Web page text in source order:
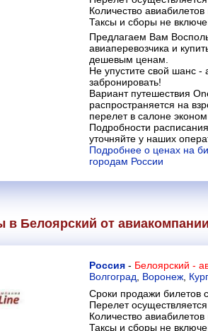
Количество
Таксы и сборы не
Предлагаем Вам
авиаперевозчика и
дешевым ценам.
Не упустите свой шанс -
забронировать!
Вариант путешествия
распространяется на
перелет в салоне
Подробности
уточняйте у наших
Подробнее о ценах на
городам России
в Белоярский от
Россия - Белоярский -
Волгоград
Воронеж
Сроки продажи билетов
Перелет
Количество
Таксы и сборы не